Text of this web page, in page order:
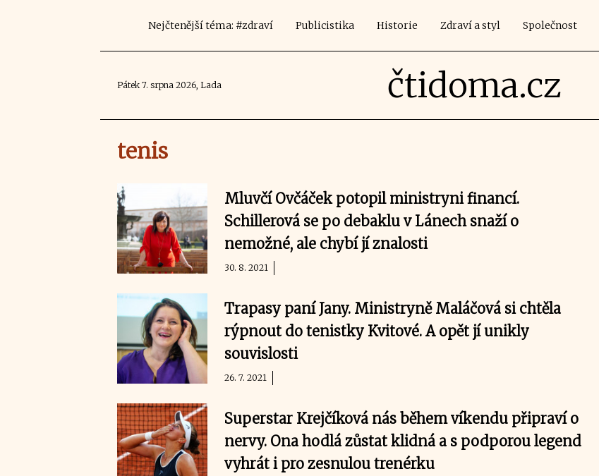
Nejčtenější téma: #zdraví Publicistika Historie Zdraví a styl Společnost
Pátek 7. srpna 2026, Lada čtidoma.cz
tenis
Mluvčí Ovčáček potopil ministryni financí.
Schillerová se po debaklu v Lánech snaží o
nemožné, ale chybí jí znalosti
30. 8. 2021
Trapasy paní Jany. Ministryně Maláčová si chtěla
rýpnout do tenistky Kvitové. A opět jí unikly
souvislosti
26. 7. 2021
Superstar Krejčíková nás během víkendu připraví o
nervy. Ona hodlá zůstat klidná a s podporou legend
vyhrát i pro zesnulou trenérku